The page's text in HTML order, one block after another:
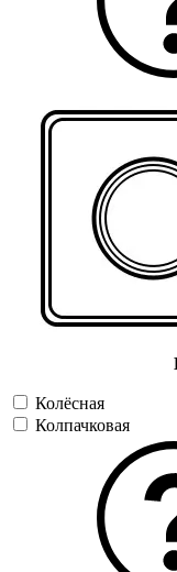
Колёсная
Колпачковая